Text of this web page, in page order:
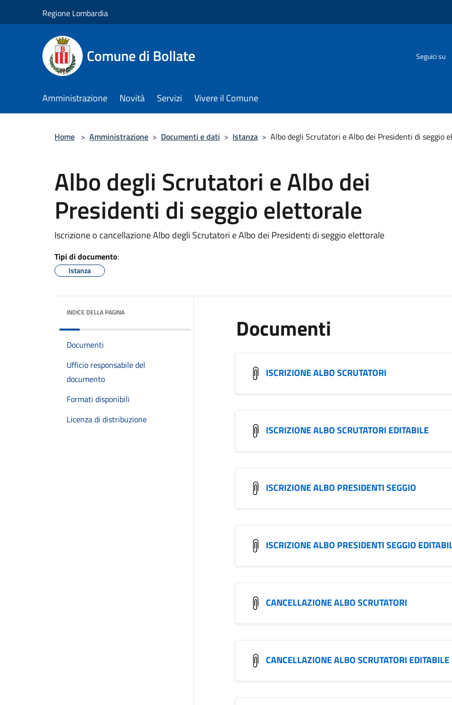
Regione Lombardia
Comune di Bollate Seguici su
Amministrazione Novità Servizi Vivere il Comune
Home > Amministrazione > Documenti e dati > Istanza > Albo degli Scrutatori e Albo dei Presidenti di seggio
Albo degli Scrutatori e Albo dei
Presidenti di seggio elettorale
Iscrizione o cancellazione Albo degli Scrutatori e Albo dei Presidenti di seggio elettorale
Tipi di documento:
Istanza
INDICE DELLA PAGINA
Documenti
Ufficio responsabile del
documento
Formati disponibili
Licenza di distribuzione
Documenti
ISCRIZIONE ALBO SCRUTATORI
ISCRIZIONE ALBO SCRUTATORI EDITABILE
ISCRIZIONE ALBO PRESIDENTI SEGGIO
ISCRIZIONE ALBO PRESIDENTI SEGGIO
CANCELLAZIONE ALBO SCRUTATORI
CANCELLAZIONE ALBO SCRUTATORI EDITABILE